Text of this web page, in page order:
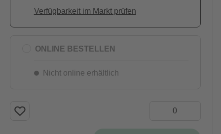
Verfügbarkeit im Markt prüfen
ONLINE BESTELLEN
Nicht online erhältlich